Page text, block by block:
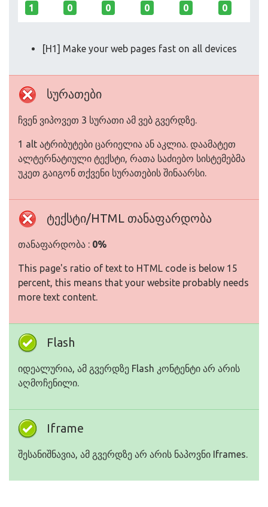
1 0 0 0 0 0
[H1] Make your web pages fast on all devices
სურათები
ჩვენ ვიპოვეთ 3 სურათი ამ ვებ გვერდზე.
1 alt ატრიბუტები ცარიელია ან აკლია. დაამატეთ
ალტერნატიული ტექსტი, რათა საძიებო სისტემებმა
უკეთ გაიგონ თქვენი სურათების შინაარსი.
ტექსტი/HTML თანაფარდობა
თანაფარდობა : 0%
This page's ratio of text to HTML code is below 15
percent, this means that your website probably needs
more text content.
Flash
იდეალურია, ამ გვერდზე Flash კონტენტი არ არის
აღმოჩენილი.
Iframe
შესანიშნავია, ამ გვერდზე არ არის ნაპოვნი Iframes.